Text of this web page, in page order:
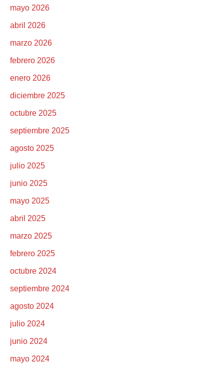
mayo 2026
abril 2026
marzo 2026
febrero 2026
enero 2026
diciembre 2025
octubre 2025
septiembre 2025
agosto 2025
julio 2025
junio 2025
mayo 2025
abril 2025
marzo 2025
febrero 2025
octubre 2024
septiembre 2024
agosto 2024
julio 2024
junio 2024
mayo 2024